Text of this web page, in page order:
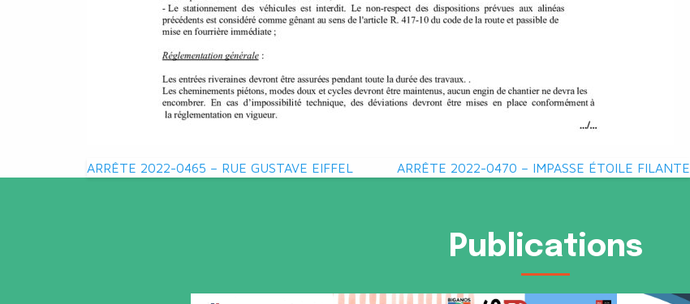
Navigation
ARRÊTE 2022-0465 – RUE GUSTAVE EIFFEL ARRÊTE 2022-0470 – IMPASSE ÉTOILE FILANTE
Publications